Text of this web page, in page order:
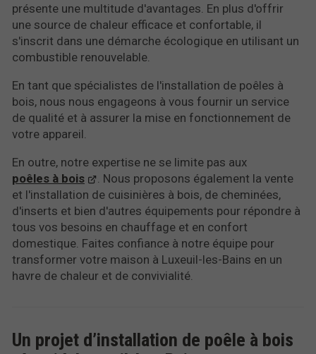
présente une multitude d'avantages. En plus d'offrir
une source de chaleur efficace et confortable, il
s'inscrit dans une démarche écologique en utilisant un
combustible renouvelable.
En tant que spécialistes de l'installation de poêles à
bois, nous nous engageons à vous fournir un service
de qualité et à assurer la mise en fonctionnement de
votre appareil.
En outre, notre expertise ne se limite pas aux
poêles à bois
. Nous proposons également la vente
et l'installation de cuisinières à bois, de cheminées,
d'inserts et bien d'autres équipements pour répondre à
tous vos besoins en chauffage et en confort
domestique. Faites confiance à notre équipe pour
transformer votre maison à Luxeuil-les-Bains en un
havre de chaleur et de convivialité.
Un projet d’installation de poêle à bois